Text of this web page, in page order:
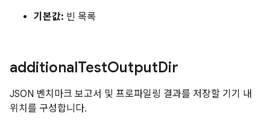
기본값: 빈 목록
additionalTestOutputDir
JSON 벤치마크 보고서 및 프로파일링 결과를 저장할 기기 내
위치를 구성합니다.